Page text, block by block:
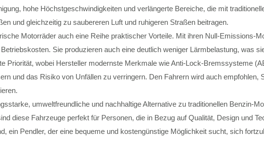
hohe Höchstgeschwindigkeiten und verlängerte Bereiche, die mit
und gleichzeitig zu saubereren Luft und ruhigeren Straßen beitragen.
Motorräder auch eine Reihe praktischer Vorteile. Mit ihren Null-Emissions-
Sie produzieren auch eine deutlich weniger Lärmbelastung, was
Priorität, wobei Hersteller modernste Merkmale wie Anti-Lock-Bremssysteme
und das Risiko von Unfällen zu verringern. Den Fahrern wird auch
umweltfreundliche und nachhaltige Alternative zu traditionellen Benzin-
diese Fahrzeuge perfekt für Personen, die in Bezug auf Qualität, Design und
ein Pendler, der eine bequeme und kostengünstige Möglichkeit sucht, sich